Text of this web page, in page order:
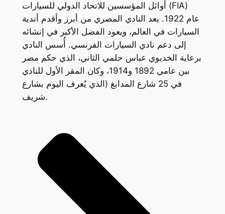
أوائل المؤسسين للاتحاد الدولي للسيارات (FIA)
عام 1922. يعد النادي المصري من أبرز وأقدم أندية
السيارات في العالم، ويعود الفضل الأكبر في إنشائه
إلى دعم نادي السيارات الفرنسي. أُسس النادي
برعاية الخديوي عباس حلمي الثاني، الذي حكم مصر
بين عامي 1892 و1914، وكان المقر الأول للنادي
في 25 شارع المدابغ (الذي يُعرف اليوم بشارع
شريف.